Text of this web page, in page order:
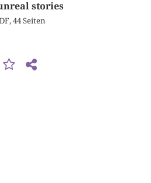
stories
44 Seiten